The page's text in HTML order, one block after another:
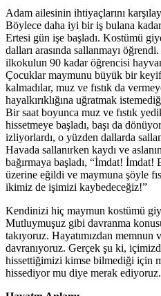
Adam ailesinin ihtiyaçlarını
Böylece daha iyi bir iş bulana
Ertesi gün işe başladı. Kostümü
dalları arasında sallanmayı
ilkokulun 90 kadar öğrencisi
Çocuklar maymunu büyük bir
kalmadılar, muz ve fıstık da
hayalkırıklığına uğratmak
Bir saat boyunca muz ve fıstık
hissetmeye başladı, başı da
izliyorlardı, o yüzden dallarda
Havada sallanırken kaydı ve
bağırmaya başladı, “İmdat! İmdat!
üzerine eğildi ve maymuna şöyle
ikimiz de işimizi kaybedeceğiz!”
Kendinizi hiç maymun kostümü
Mutluymuşuz gibi davranma
takıyoruz. Hayatımızdan memnun
davranıyoruz. Gerçek şu ki,
hissettiğimizi kimse bilmediği için
hissediyor mu diye merak ediyoruz.